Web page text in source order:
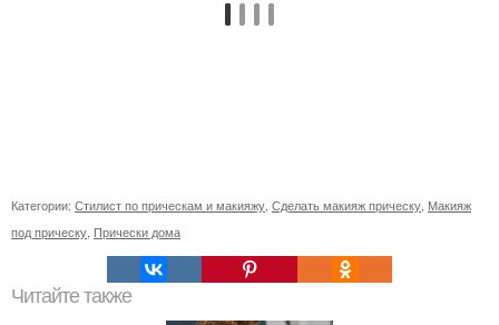
Категории: Стилист по прическам и макияжу Сделать макияж прическу Макияж
под прическу Прически дома
Читайте также